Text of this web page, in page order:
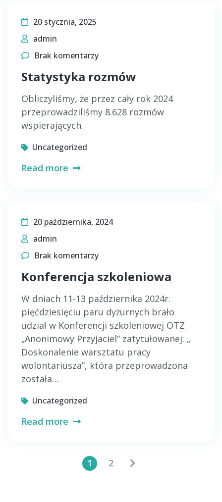
20 stycznia, 2025
admin
Brak komentarzy
Statystyka rozmów
Obliczyliśmy, że przez cały rok 2024
przeprowadziliśmy 8.628 rozmów
wspierających.
Uncategorized
Read more
20 października, 2024
admin
Brak komentarzy
Konferencja szkoleniowa
W dniach 11-13 października 2024r.
pięćdziesięciu paru dyżurnych brało
udział w Konferencji szkoleniowej OTZ
„Anonimowy Przyjaciel” zatytułowanej: „
Doskonalenie warsztatu pracy
wolontariusza”, która przeprowadzona
została…
Uncategorized
Read more
Stronicowanie
1 2